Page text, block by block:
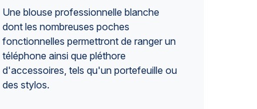
Une blouse professionnelle blanche
dont les nombreuses poches
fonctionnelles permettront de ranger un
téléphone ainsi que pléthore
d'accessoires, tels qu'un portefeuille ou
des stylos.